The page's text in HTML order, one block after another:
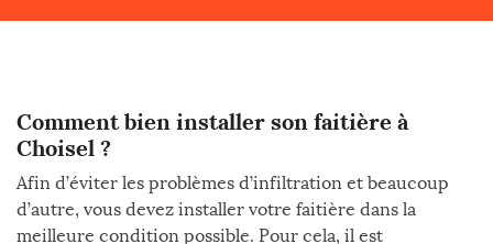
Comment bien installer son faitière à
Choisel ?
Afin d’éviter les problèmes d’infiltration et beaucoup
d’autre, vous devez installer votre faitière dans la
meilleure condition possible. Pour cela, il est